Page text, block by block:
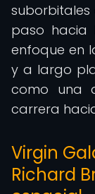
suborbitales
paso hacia
enfoque en
y a largo
como una
carrera
Virgin
Richard